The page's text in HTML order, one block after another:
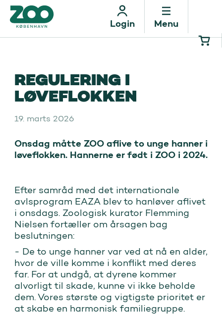
Menu
Login
REGULERING I
LØVEFLOKKEN
19. marts 2026
Onsdag måtte ZOO aflive to unge hanner i
løveflokken. Hannerne er født i ZOO i 2024.
Efter samråd med det internationale
avlsprogram EAZA blev to hanløver aflivet
i onsdags. Zoologisk kurator Flemming
Nielsen fortæller om årsagen bag
beslutningen:
- De to unge hanner var ved at nå en alder,
hvor de ville komme i konflikt med deres
far. For at undgå, at dyrene kommer
alvorligt til skade, kunne vi ikke beholde
dem. Vores største og vigtigste prioritet er
at skabe en harmonisk familiegruppe.